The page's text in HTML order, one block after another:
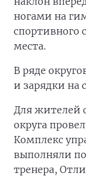
ногами на
спортивного
места.
В ряде
и зарядки на
Для жителей
округа
Комплекс
выполняли
тренера,